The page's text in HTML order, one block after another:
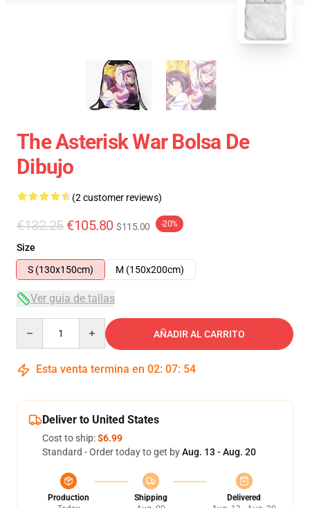
The Asterisk War Bolsa De
Dibujo
(2 customer reviews)
€132.25 €105.80 $115.00 -20%
Size
S (130x150cm)
M (150x200cm)
Ver guía de tallas
AÑADIR AL CARRITO
Esta venta termina en 02: 07: 54
Deliver to United States
Cost to ship:$6.99
Standard - Order today to get byAug. 13 - Aug. 20
Production
Shipping
Delivered